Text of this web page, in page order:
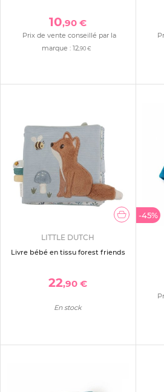
10,90 €
Prix de vente conseillé par la
marque :12,90 €
LITTLE DUTCH
Livre bébé en tissu forest friends
22,90 €
En stock
-45%